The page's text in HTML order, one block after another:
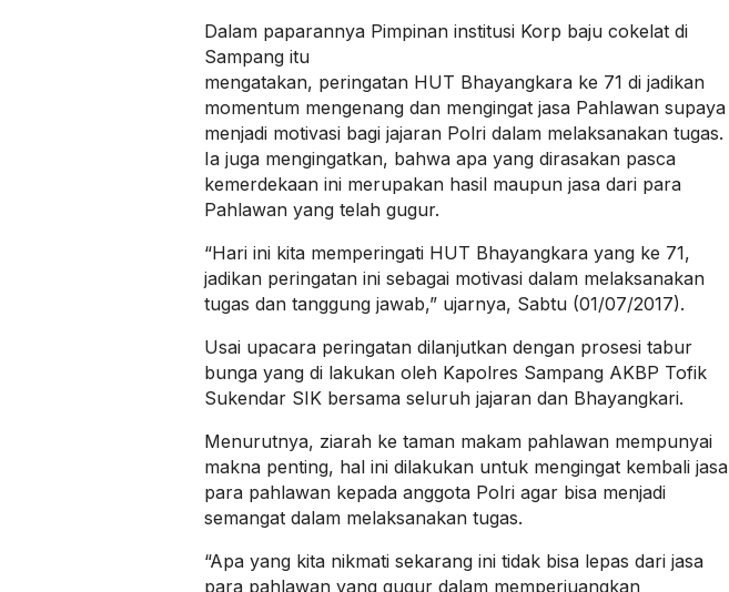
Dalam paparannya Pimpinan institusi Korp baju cokelat di
Sampang itu
mengatakan, peringatan HUT Bhayangkara ke 71 di jadikan
momentum mengenang dan mengingat jasa Pahlawan supaya
menjadi motivasi bagi jajaran Polri dalam melaksanakan tugas.
Ia juga mengingatkan, bahwa apa yang dirasakan pasca
kemerdekaan ini merupakan hasil maupun jasa dari para
Pahlawan yang telah gugur.
“Hari ini kita memperingati HUT Bhayangkara yang ke 71,
jadikan peringatan ini sebagai motivasi dalam melaksanakan
tugas dan tanggung jawab,” ujarnya, Sabtu (01/07/2017).
Usai upacara peringatan dilanjutkan dengan prosesi tabur
bunga yang di lakukan oleh Kapolres Sampang AKBP Tofik
Sukendar SIK bersama seluruh jajaran dan Bhayangkari.
Menurutnya, ziarah ke taman makam pahlawan mempunyai
makna penting, hal ini dilakukan untuk mengingat kembali jasa
para pahlawan kepada anggota Polri agar bisa menjadi
semangat dalam melaksanakan tugas.
“Apa yang kita nikmati sekarang ini tidak bisa lepas dari jasa
para pahlawan yang gugur dalam memperjuangkan